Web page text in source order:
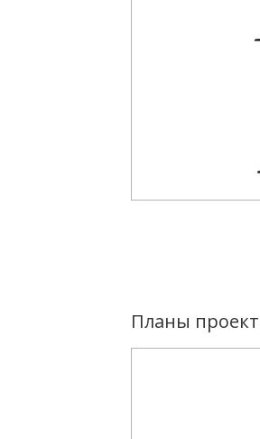
Планы